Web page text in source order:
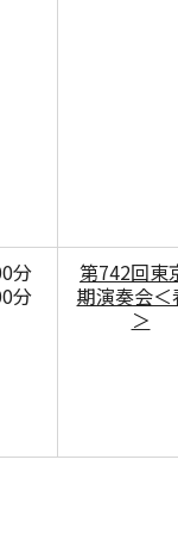
分
分
第742回東
期演奏会＜
＞